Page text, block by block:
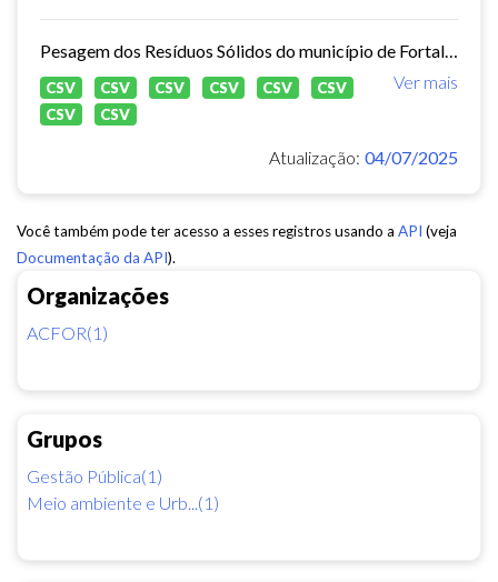
Organizações
ACFOR(1)
Grupos
Gestão Pública(1)
Meio ambiente e Urb...(1)
Ver mais
CSV CSV CSV CSV CSV
CSV
CSV
CSV
Atualização: 04/07/2025
Você também pode ter acesso a esses registros usando a API (veja
Documentação da API).